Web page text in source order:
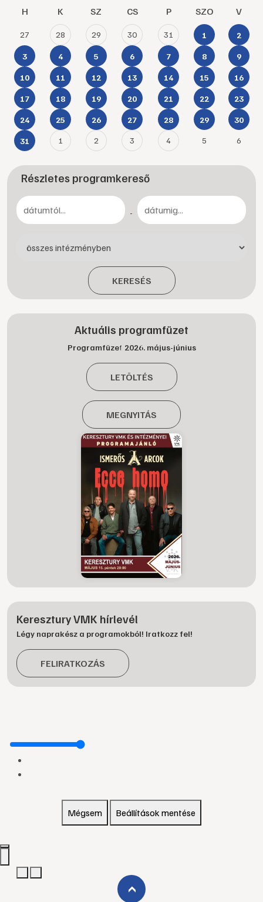
H K SZ CS P SZO V
27 28 29 30 31 1 2
3 4 5 6 7 8 9
10 11 12 13 14 15 16
17 18 19 20 21 22 23
24 25 26 27 28 29 30
31 1 2 3 4 5 6
Részletes programkereső
-
KERESÉS
Aktuális programfüzet
Programfüzet 2026. május-június
LETÖLTÉS
MEGNYITÁS
Keresztury VMK hírlevél
Légy naprakész a programokból! Iratkozz fel!
FELIRATKOZÁS
Mégsem Beállítások mentése
›